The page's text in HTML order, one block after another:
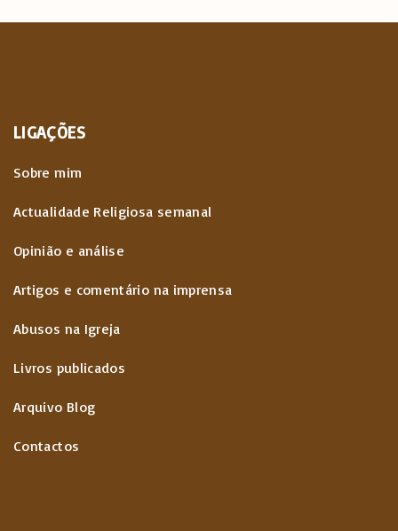
a
o
d
o
s
c
o
n
t
e
i
u
p
a
g
e
LIGAÇÕES
Sobre mim
Actualidade Religiosa semanal
Opinião e análise
Artigos e comentário na imprensa
Abusos na Igreja
Livros publicados
Arquivo Blog
Contactos